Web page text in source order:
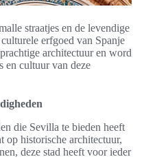
straatjes en de levendige
erfgoed van Spanje
architectuur en word
en cultuur van deze
die Sevilla te bieden heeft
historische architectuur,
deze stad heeft voor ieder